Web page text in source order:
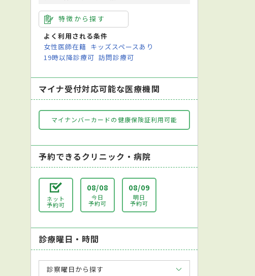
特徴から探す
よく利用される条件
女性医師在籍 キッズスペースあり
19時以降診療可 訪問診療可
マイナ受付対応可能な医療機関
マイナンバーカードの健康保険証利用可能
予約できるクリニック・病院
ネット
予約可
08/08
今日
予約可
08/09
明日
予約可
診療曜日・時間
診察曜日から探す